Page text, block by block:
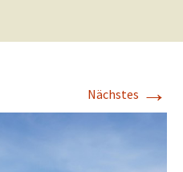
Nächstes →